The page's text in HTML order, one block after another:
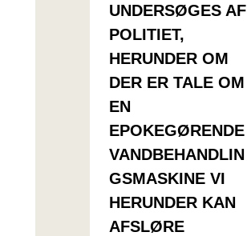
UNDERSØGES AF
POLITIET,
HERUNDER OM
DER ER TALE OM
EN
EPOKEGØRENDE
VANDBEHANDLIN
GSMASKINE VI
HERUNDER KAN
AFSLØRE